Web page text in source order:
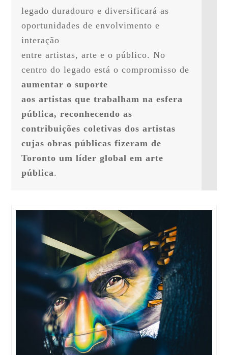
legado duradouro e diversificará as
oportunidades de envolvimento e
interação
entre artistas, arte e o público. No
aumentar o suporte
aos artistas que trabalham na esfera
pública, reconhecendo as
contribuições coletivas dos artistas
cujas obras públicas fizeram de
Toronto um líder global em arte
pública.